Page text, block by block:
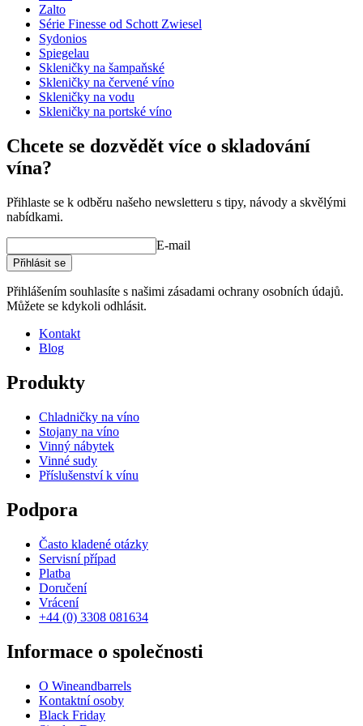
Zjistěte více o správné péči o vaše sklenice na víno
Průměr (cm)
Kapacita (cl)71
wine glasses
Status When Soldoutactive
Zalto
Série Finesse od Schott Zwiesel
Sydonios
Spiegelau
Skleničky na šampaňské
Skleničky na červené víno
Skleničky na vodu
Skleničky na portské víno
Chcete se dozvědět více o skladování
vína?
Přihlaste se k odběru našeho newsletteru s tipy, návody a skvělými
nabídkami.
E-mail
Přihlásit se
Přihlášením souhlasíte s našimi zásadami ochrany osobních údajů.
Můžete se kdykoli odhlásit.
Kontakt
Blog
Produkty
Chladničky na víno
Stojany na víno
Vinný nábytek
Vinné sudy
Příslušenství k vínu
Podpora
Často kladené otázky
Servisní případ
Platba
Doručení
Vrácení
+44 (0) 3308 081634
Informace o společnosti
O Wineandbarrels
Kontaktní osoby
Black Friday